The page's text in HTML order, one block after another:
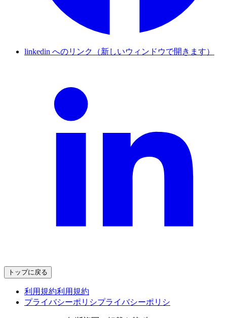
linkedin へのリンク（新しいウィンドウで開きます）
トップに戻る
利用規約利用規約
プライバシーポリシプライバシーポリシ